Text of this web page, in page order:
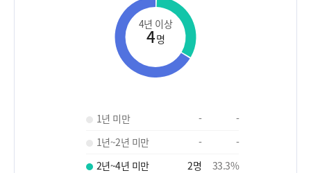
4년 이상
4명
1년 미만 -
-
1년~2년 미만
-
-
2년~4년 미만
2명 33.3%